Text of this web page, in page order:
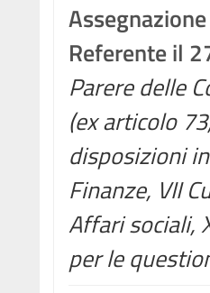
Assegnazione
Referente il
Parere delle
(ex articolo
disposizioni
Finanze, VII
Affari sociali,
per le